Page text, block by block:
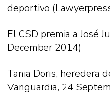
deportivo
El CSD premia a José
December 2014)
Tania Doris, heredera
Vanguardia, 24